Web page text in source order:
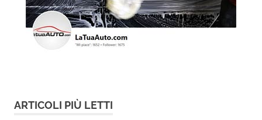
ARTICOLI PIÙ LETTI